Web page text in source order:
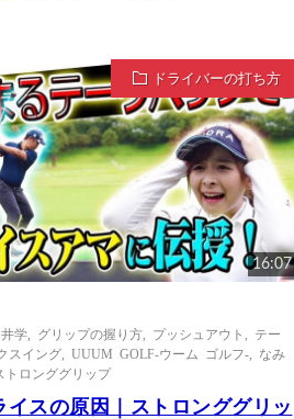
ドライバーの打ち方
16:07
学 グリップの握り方 プッシュアウト
テー
スイング UUUM GOLF-ウーム ゴルフ-
なみ
トロンググリップ
イスの原因｜ストロンググリッ